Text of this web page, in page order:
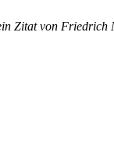
Zitat von Friedrich